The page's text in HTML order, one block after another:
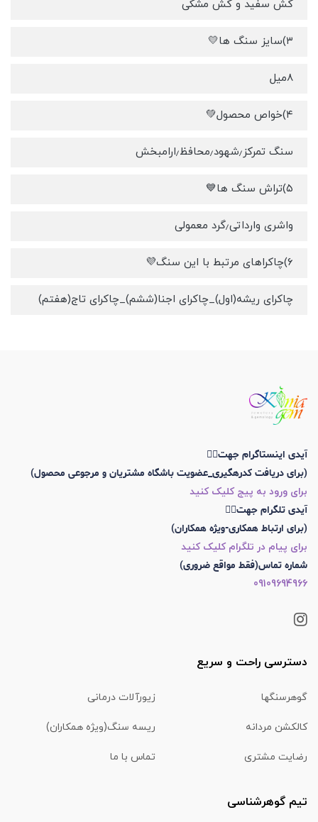
کش سفید و کش مشکی
۳)سایز سنگ ها💛
۸میل
۴)خواص محصول💚
سنگ تمرکز٫شهود٫محافظ٫ارامبخش
۵)تراش سنگ ها💙
واشری وارداتی٫گرد معمولی
۶)چاکراهای مرتبط با این سنگ💜
چاکرای ریشه(اول)_چاکرای اجنا(ششم)_چاکرای تاج(هفتم)
آیدی اینستاگرام جهت👇🏼
(برای دریافت کدرهگیری_عضویت باشگاه مشتریان و مرجوعی محصول)
برای ورود به پیج کلیک کنید
آیدی تلگرام جهت👇🏼
(برای ارتباط همکاری-ویژه همکاران)
برای پیام در تلگرام کلیک کنید
شماره تماس(فقط مواقع ضروری)
09109694966
دسترسی راحت و سریع
گوهرسنگها زیورآلات درمانی
کالکشن مردانه ریسه سنگ(ویژه همکاران)
رضایت مشتری تماس با ما
تیم گوهرشناسی